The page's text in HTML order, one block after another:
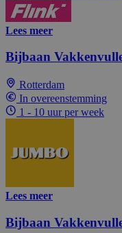
Lees meer
Bijbaan
Rotterdam
In overeenstemming
1 - 10 uur per week
Lees meer
Bijbaan